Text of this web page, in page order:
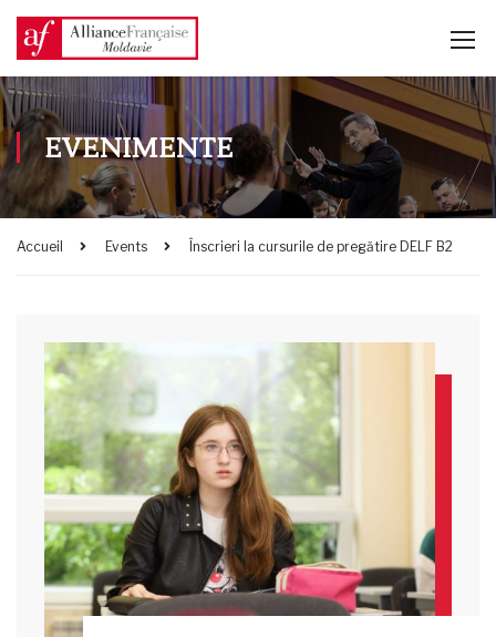
EVENIMENTE
Accueil Events Înscrieri la cursurile de pregătire DELF B2